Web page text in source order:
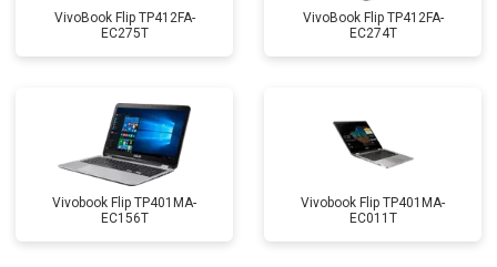
VivoBook Flip TP412FA-
EC275T
VivoBook Flip TP412FA-
EC274T
Vivobook Flip TP401MA-
EC156T
Vivobook Flip TP401MA-
EC011T